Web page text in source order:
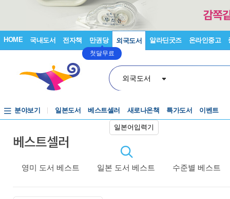
HOME 국내도서 전자책 만권당
첫달무료
외국도서 알라딘굿즈 온라인중고
외국도서
일본어입력기
분야보기 일본도서 베스트셀러 새로나온책 특가도서 이벤트
베스트셀러
영미 도서 베스트 일본 도서 베스트 수준별 베스트